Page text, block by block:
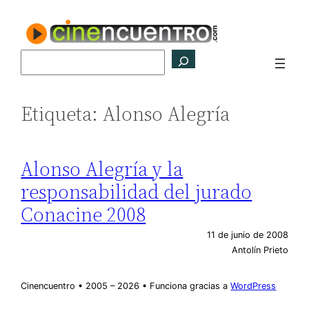
contenido
Etiqueta:Alonso Alegría
Alonso Alegría y la
responsabilidad del jurado
Conacine 2008
11 de junio de 2008
Antolín Prieto
Cinencuentro • 2005 – 2026 • Funciona gracias aWordPress